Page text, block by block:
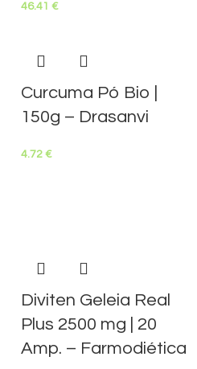
46.41 €
Curcuma Pó Bio |
150g – Drasanvi
4.72 €
Diviten Geleia Real
Plus 2500 mg | 20
Amp. – Farmodiética